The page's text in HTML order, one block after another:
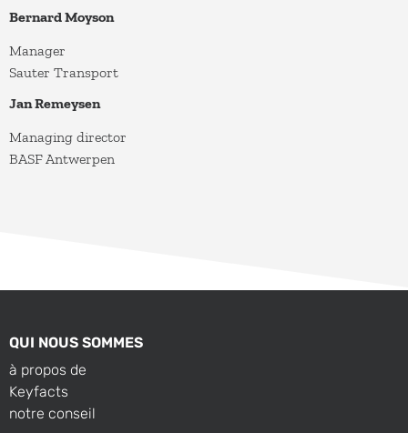
Bernard Moyson
Manager
Sauter Transport
Jan Remeysen
Managing director
BASF Antwerpen
QUI NOUS SOMMES
à propos de
Keyfacts
notre conseil